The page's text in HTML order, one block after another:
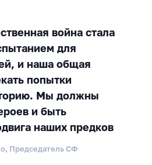
война стала
для
и наша общая
попытки
Мы должны
и быть
наших предков
Председатель СФ